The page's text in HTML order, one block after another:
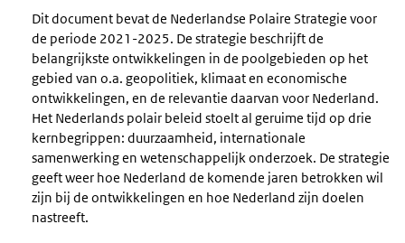
Dit document bevat de Nederlandse Polaire Strategie voor
de periode 2021-2025. De strategie beschrijft de
belangrijkste ontwikkelingen in de poolgebieden op het
gebied van o.a. geopolitiek, klimaat en economische
ontwikkelingen, en de relevantie daarvan voor Nederland.
Het Nederlands polair beleid stoelt al geruime tijd op drie
kernbegrippen: duurzaamheid, internationale
samenwerking en wetenschappelijk onderzoek. De strategie
geeft weer hoe Nederland de komende jaren betrokken wil
zijn bij de ontwikkelingen en hoe Nederland zijn doelen
nastreeft.